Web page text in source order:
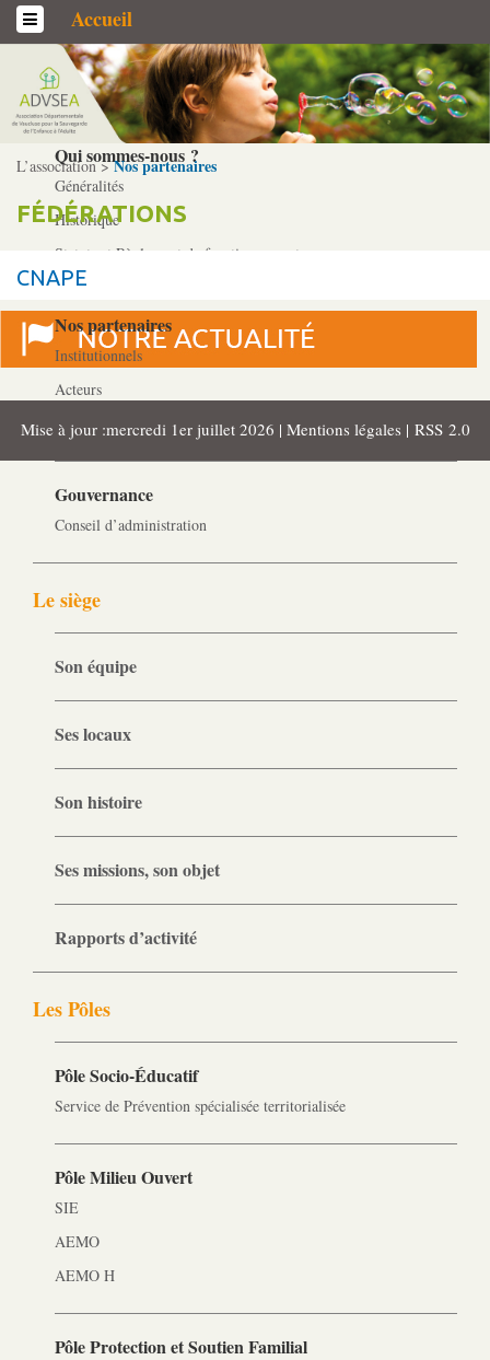
Accueil
L’association
Qui sommes-­nous ?
Généralités
Historique
Statuts et Règlement de fonctionnement
Nos partenaires
Institutionnels
Acteurs
Professionnels
Gouvernance
Conseil d’administration
Le siège
Son équipe
Ses locaux
Son histoire
Ses missions, son objet
Rapports d’activité
Les Pôles
Pôle Socio-­Éducatif
Service de Prévention spécialisée territorialisée
Pôle Milieu Ouvert
SIE
AEMO
AEMO H
Pôle Protection et Soutien Familial
L’association >Nos partenaires
FÉDÉRATIONS
CNAPE
Mise à jour :mercredi 1er juillet 2026 | Mentions légales | RSS 2.0